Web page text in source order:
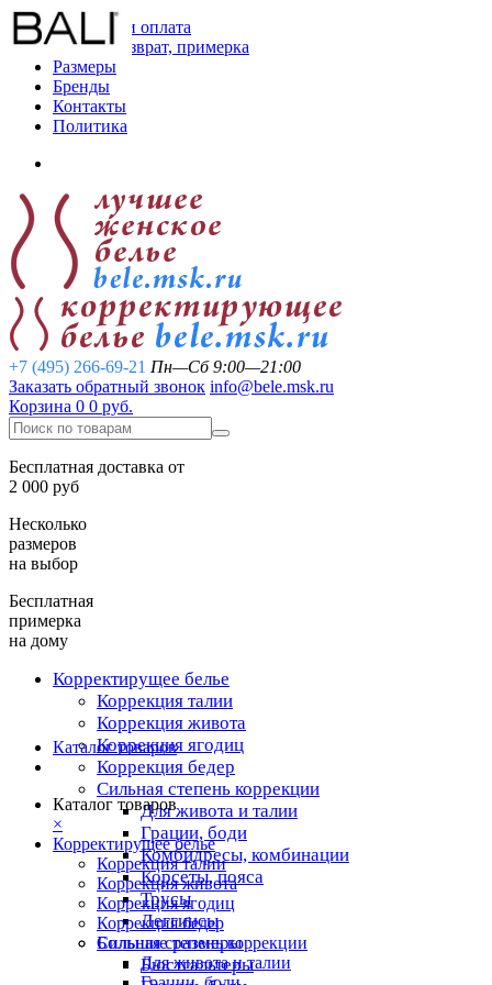
Доставка и оплата
Обмен, возврат, примерка
Размеры
Бренды
Контакты
Политика
+7 (495) 266-69-21 Пн—Сб 9:00—21:00
Заказать обратный звонок info@bele.msk.ru
Корзина 0 0 руб.
Бесплатная доставка от
2 000 руб
Несколько
размеров
на выбор
Бесплатная
примерка
на дому
Корректирущее белье
Коррекция талии
Коррекция живота
Коррекция ягодиц
Коррекция бедер
Сильная степень коррекции
Для живота и талии
Грации, боди
Комбидресы, комбинации
Корсеты, пояса
Трусы
Леггинсы
Большие размеры
Бюстгальтеры
Каталог товаров
Каталог товаров
×
Корректирущее белье
Коррекция талии
Коррекция живота
Коррекция ягодиц
Коррекция бедер
Сильная степень коррекции
Для живота и талии